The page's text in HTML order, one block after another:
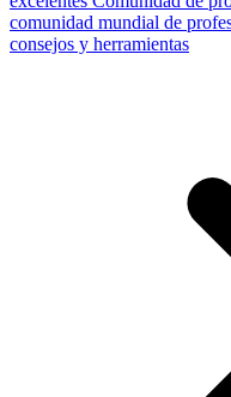
comunidad mundial de
consejos y herramientas